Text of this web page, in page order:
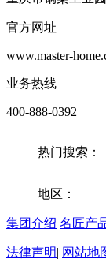
官方网址
www.master-
业务热线
400-888-0392
热门搜索：
地区：
集团介绍 名匠产
法律声明| 网站地